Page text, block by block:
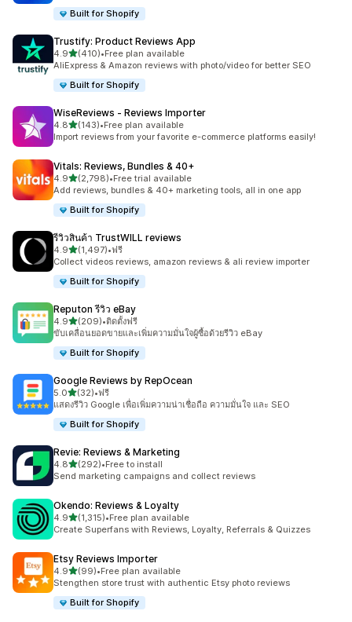
Built for Shopify
Trustify: Product Reviews App
4.9เต็ม 5 ดาว
(410)
ทั้งหมด 410 รีวิว
•Free plan available
AliExpress & Amazon reviews with photo/video for better SEO
Built for Shopify
WiseReviews ‑ Reviews Importer
4.8เต็ม 5 ดาว
(143)
ทั้งหมด 143 รีวิว
•Free plan available
Import reviews from your favorite e-commerce platforms easily!
Vitals: Reviews, Bundles & 40+
4.9เต็ม 5 ดาว
(2,798)
ทั้งหมด 2798 รีวิว
•Free trial available
Add reviews, bundles & 40+ marketing tools, all in one app
Built for Shopify
รีวิวสินค้า TrustWILL reviews
4.9เต็ม 5 ดาว
(1,497)
ทั้งหมด 1497 รีวิว
•ฟรี
Collect videos reviews, amazon reviews & ali review importer
Built for Shopify
Reputon รีวิว eBay
4.9เต็ม 5 ดาว
(209)
ทั้งหมด 209 รีวิว
•ติดตั้งฟรี
ขับเคลื่อนยอดขายและเพิ่มความมั่นใจผู้ซื้อด้วยรีวิว eBay
Built for Shopify
Google Reviews by RepOcean
5.0เต็ม 5 ดาว
(32)
ทั้งหมด 32 รีวิว
•ฟรี
แสดงรีวิว Google เพื่อเพิ่มความน่าเชื่อถือ ความมั่นใจ และ SEO
Built for Shopify
Revie: Reviews & Marketing
4.8เต็ม 5 ดาว
(292)
ทั้งหมด 292 รีวิว
•Free to install
Send marketing campaigns and collect reviews
Okendo: Reviews & Loyalty
4.9เต็ม 5 ดาว
(1,315)
ทั้งหมด 1315 รีวิว
•Free plan available
Create Superfans with Reviews, Loyalty, Referrals & Quizzes
Etsy Reviews Importer
4.9เต็ม 5 ดาว
(99)
ทั้งหมด 99 รีวิว
•Free plan available
Stengthen store trust with authentic Etsy photo reviews
Built for Shopify